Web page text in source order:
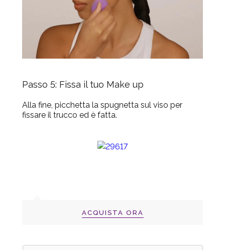
Passo 5: Fissa il tuo Make up
Alla fine, picchetta la spugnetta sul viso per
fissare il trucco ed è fatta.
ACQUISTA ORA